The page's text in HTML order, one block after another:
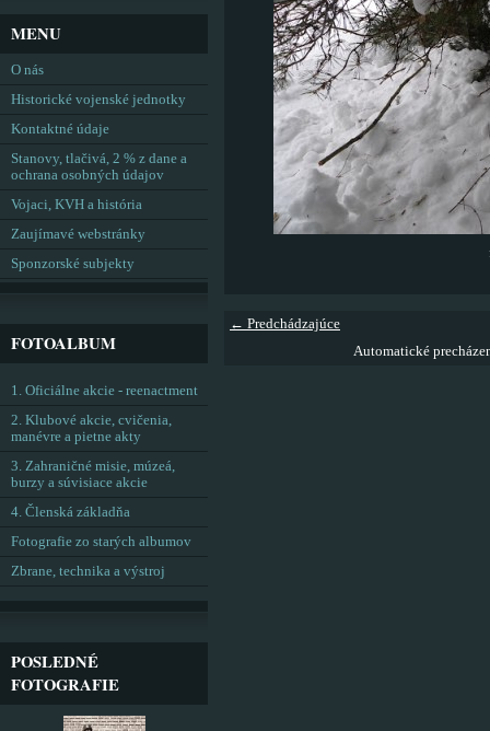
← Predchádzajúce
Automatické
MENU
O nás
Historické vojenské jednotky
Kontaktné údaje
Stanovy, tlačivá, 2 % z dane a
ochrana osobných údajov
Vojaci, KVH a história
Zaujímavé webstránky
Sponzorské subjekty
FOTOALBUM
1. Oficiálne akcie - reenactment
2. Klubové akcie, cvičenia,
manévre a pietne akty
3. Zahraničné misie, múzeá,
burzy a súvisiace akcie
4. Členská základňa
Fotografie zo starých albumov
Zbrane, technika a výstroj
POSLEDNÉ
FOTOGRAFIE